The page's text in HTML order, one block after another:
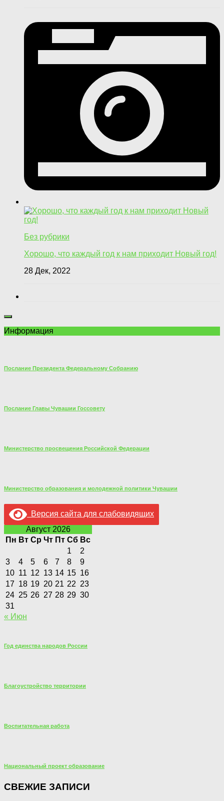
Без рубрики
Хорошо, что каждый год к нам приходит Новый год!
28 Дек, 2022
Информация
Послание Президента Федеральному Собранию
Послание Главы Чувашии Госсовету
Министерство просвещения Российской Федерации
Министерство образования и молодежной политики Чувашии
Версия сайта для слабовидящих
Август 2026
Пн Вт Ср Чт Пт Сб Вс
1
2
3
4 5 6 7 8
9
10 11 12 13 14 15 16
17 18 19 20 21 22 23
24 25 26 27 28 29 30
31
« Июн
Год единства народов России
Благоустройство территории
Воспитательная работа
Национальный проект образование
СВЕЖИЕ ЗАПИСИ